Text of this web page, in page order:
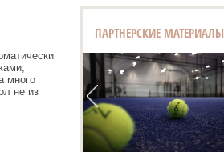
много
не из
ПАРТНЕРСКИЕ МАТЕРИАЛЫ